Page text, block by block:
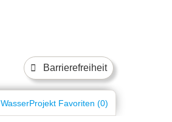
Barrierefreiheit
WasserProjekt Favoriten (0)